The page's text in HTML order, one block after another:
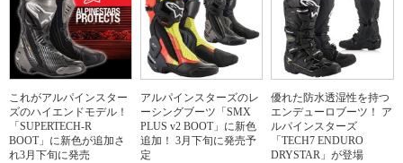
これがアルパインスター
ズのハイエンドモデル！
「SUPERTECH-R
BOOT」に新色が追加さ
れ3月下旬に発売
アルパインスターズのレ
ーシングブーツ「SMX
PLUS v2 BOOT」に新色
追加！ 3月下旬に発売予
定
優れた防水透湿性を持つ
エンデューロブーツ！ ア
ルパインスターズ
「TECH7 ENDURO
DRYSTAR」が登場